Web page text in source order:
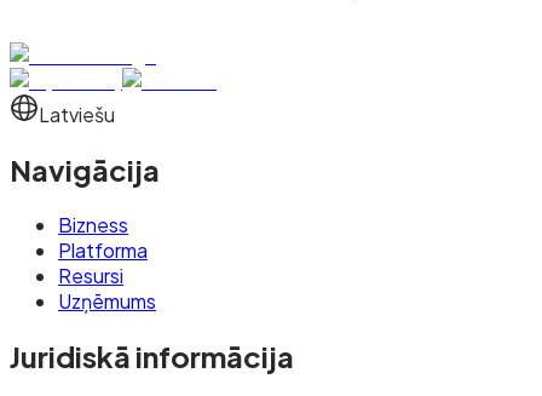
Latviešu
Navigācija
Bizness
Platforma
Resursi
Uzņēmums
Juridiskā informācija